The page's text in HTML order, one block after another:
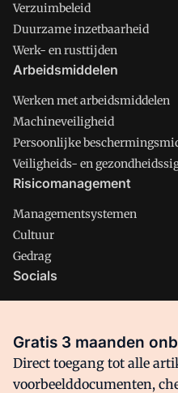
Verzuimbeleid
Duurzame inzetbaarheid
Werk- en rusttijden
Arbeidsmiddelen
Werken met arbeidsmiddelen
Machineveiligheid
Persoonlijke
Veiligheids- en
Risicomanagement
Managementsystemen
Cultuur
Gedrag
Socials
Facebook
Gratis 3 maanden
Direct toegang tot alle
voorbeelddocumenten,